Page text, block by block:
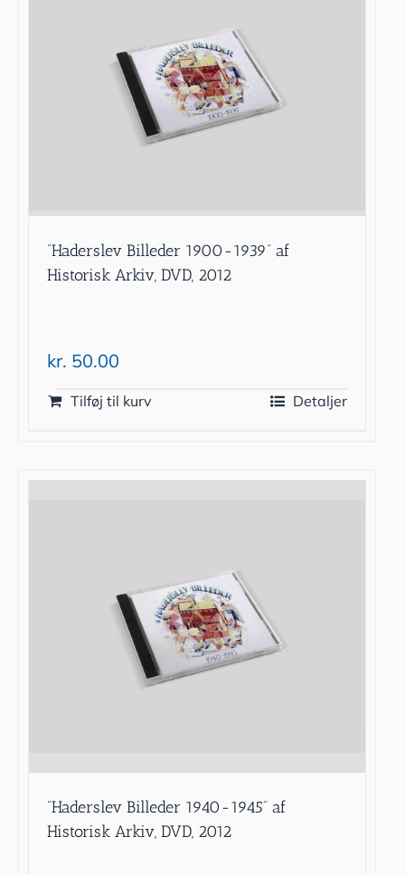
”Haderslev Billeder 1900-1939” af
Historisk Arkiv, DVD, 2012
kr. 50.00
Tilføj til kurv Detaljer
”Haderslev Billeder 1940-1945” af
Historisk Arkiv, DVD, 2012